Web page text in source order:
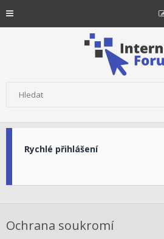
Rychlé přihlášení
Ochrana soukromí